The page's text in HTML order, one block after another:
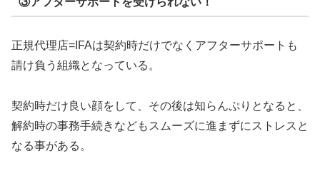
正規代理店=IFAは契約時だけでなくアフターサポートも
請け負う組織となっている。
契約時だけ良い顔をして、その後は知らんぷりとなると、
解約時の事務手続きなどもスムーズに進まずにストレスと
なる事がある。